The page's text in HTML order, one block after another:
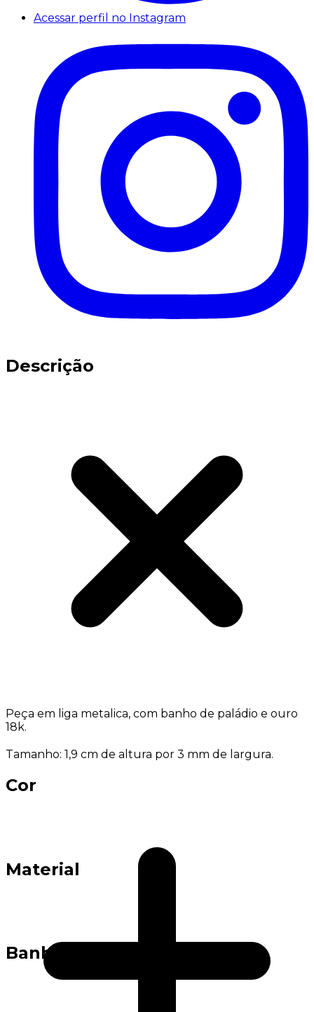
Acessar perfil no Instagram
Descrição
Peça em liga metalica, com banho de paládio e ouro
18k.
Tamanho: 1,9 cm de altura por 3 mm de largura.
Cor
Material
Banho